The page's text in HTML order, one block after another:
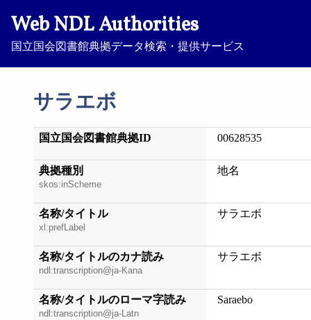
Web NDL Authorities
国立国会図書館典拠データ検索・提供サービス
サラエボ
国立国会図書館典拠ID 00628535
典拠種別
skos:inScheme
地名
名称/タイトル
xl:prefLabel
サラエボ
名称/タイトルのカナ読み
ndl:transcription@ja-Kana
サラエボ
名称/タイトルのローマ字読み
ndl:transcription@ja-Latn
Saraebo